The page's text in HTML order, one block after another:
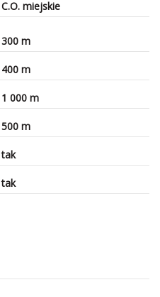
C.O. miejskie
300 m
400 m
1 000 m
500 m
tak
tak